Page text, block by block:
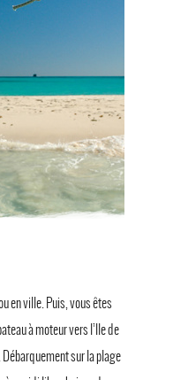
en ville. Puis, vous êtes
à moteur vers l’Ile de
sur la plage